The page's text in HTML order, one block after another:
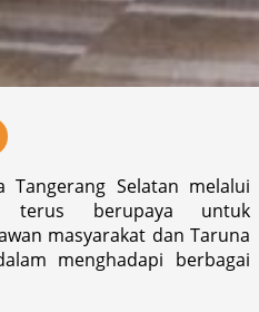
Tangerang Selatan melalui
terus berupaya untuk
masyarakat dan Taruna
menghadapi berbagai